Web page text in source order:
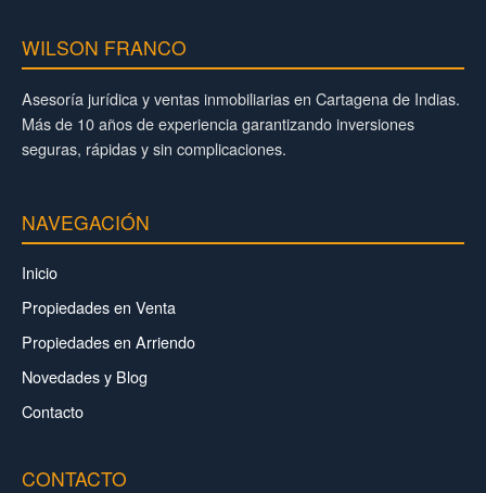
WILSON FRANCO
Asesoría jurídica y ventas inmobiliarias en Cartagena de Indias.
Más de 10 años de experiencia garantizando inversiones
seguras, rápidas y sin complicaciones.
NAVEGACIÓN
Inicio
Propiedades en Venta
Propiedades en Arriendo
Novedades y Blog
Contacto
CONTACTO